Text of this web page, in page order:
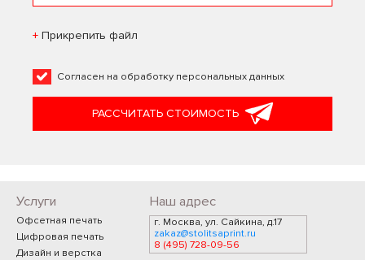
Прикрепить файл
Согласен на обработку персональных данных
РАССЧИТАТЬ СТОИМОСТЬ
Услуги
Офсетная печать
Цифровая печать
Дизайн и верстка
Наш адрес
г. Москва, ул. Сайкина, д.17
zakaz@stolitsaprint.ru
8 (495) 728-09-56